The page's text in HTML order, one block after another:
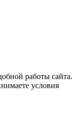
работы сайта.
условия